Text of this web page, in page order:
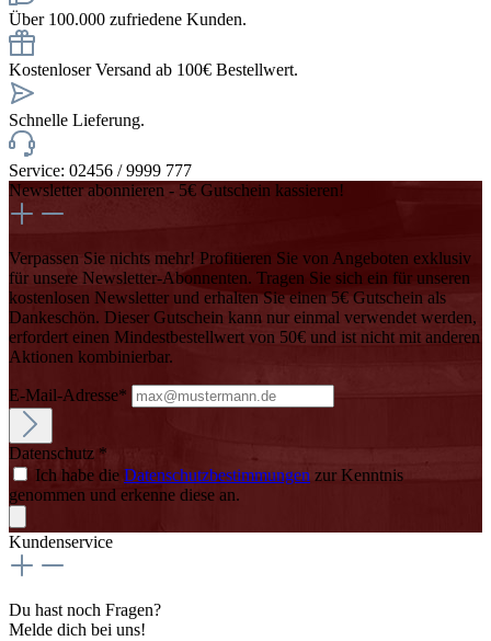
Über 100.000 zufriedene Kunden.
Kostenloser Versand ab 100€ Bestellwert.
Schnelle Lieferung.
Service: 02456 / 9999 777
Newsletter abonnieren - 5€ Gutschein kassieren!
Verpassen Sie nichts mehr! Profitieren Sie von Angeboten exklusiv
für unsere Newsletter-Abonnenten. Tragen Sie sich ein für unseren
kostenlosen Newsletter und erhalten Sie einen 5€ Gutschein als
Dankeschön. Dieser Gutschein kann nur einmal verwendet werden,
erfordert einen Mindestbestellwert von 50€ und ist nicht mit anderen
Aktionen kombinierbar.
E-Mail-Adresse*
Datenschutz *
Ich habe die Datenschutzbestimmungen zur Kenntnis
genommen und erkenne diese an.
Kundenservice
Du hast noch Fragen?
Melde dich bei uns!